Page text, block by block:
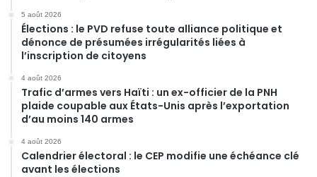
5 août 2026
Élections : le PVD refuse toute alliance politique et
dénonce de présumées irrégularités liées à
l’inscription de citoyens
4 août 2026
Trafic d’armes vers Haïti : un ex-officier de la PNH
plaide coupable aux États-Unis après l’exportation
d’au moins 140 armes
4 août 2026
Calendrier électoral : le CEP modifie une échéance clé
avant les élections